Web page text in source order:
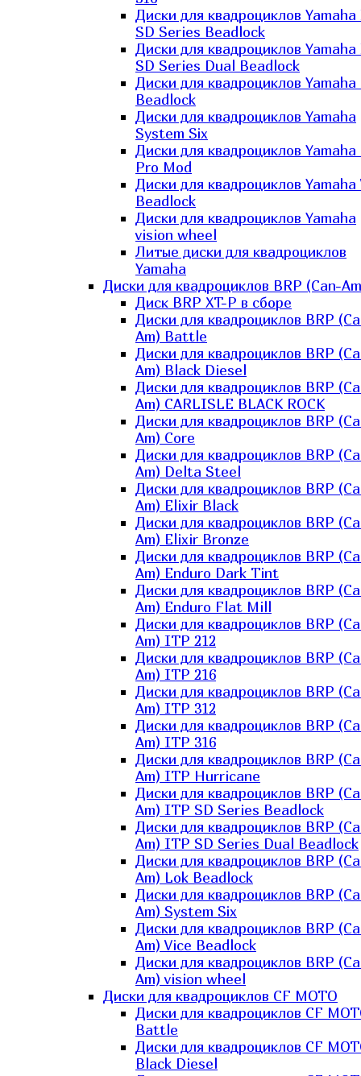
Диски для квадроциклов
SD Series Beadlock
Диски для квадроциклов
SD Series Dual Beadlock
Диски для квадроциклов Yamaha
Beadlock
Диски для квадроциклов Yamaha
System Six
Диски для квадроциклов Yamaha
Pro Mod
Диски для квадроциклов Yamaha
Beadlock
Диски для квадроциклов Yamaha
vision wheel
Литые диски для квадроциклов
Yamaha
Диски для квадроциклов BRP (Can-
Диск BRP XT-P в сборе
Диски для квадроциклов BRP
Am) Battle
Диски для квадроциклов BRP
Am) Black Diesel
Диски для квадроциклов BRP
Am) CARLISLE BLACK ROCK
Диски для квадроциклов BRP
Am) Core
Диски для квадроциклов BRP
Am) Delta Steel
Диски для квадроциклов BRP
Am) Elixir Black
Диски для квадроциклов BRP
Am) Elixir Bronze
Диски для квадроциклов BRP
Am) Enduro Dark Tint
Диски для квадроциклов BRP
Am) Enduro Flat Mill
Диски для квадроциклов BRP
Am) ITP 212
Диски для квадроциклов BRP
Am) ITP 216
Диски для квадроциклов BRP
Am) ITP 312
Диски для квадроциклов BRP
Am) ITP 316
Диски для квадроциклов BRP
Am) ITP Hurricane
Диски для квадроциклов BRP
Am) ITP SD Series Beadlock
Диски для квадроциклов BRP
Am) ITP SD Series Dual Beadlock
Диски для квадроциклов BRP
Am) Lok Beadlock
Диски для квадроциклов BRP
Am) System Six
Диски для квадроциклов BRP
Am) Vice Beadlock
Диски для квадроциклов BRP
Am) vision wheel
Диски для квадроциклов CF MOTO
Диски для квадроциклов CF
Battle
Диски для квадроциклов CF
Black Diesel